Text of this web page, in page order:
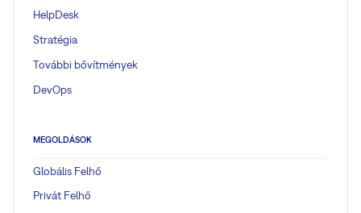
HelpDesk
Stratégia
További bővítmények
DevOps
MEGOLDÁSOK
Globális Felhő
Privát Felhő